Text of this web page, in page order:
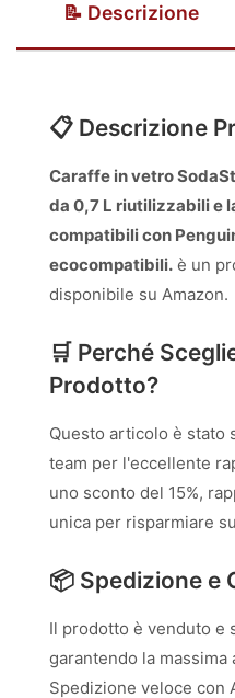
📝 Descrizione
📋 Descrizione
Caraffe in vetro
da 0,7 L riutilizzabili e
compatibili con
ecocompatibili. è un
disponibile su Amazon.
🛒 Perché
Prodotto?
Questo articolo è stato
team per l'eccellente
uno sconto del 15%,
unica per risparmiare
📦 Spedizione e
Il prodotto è venduto e
garantendo la
Spedizione veloce con